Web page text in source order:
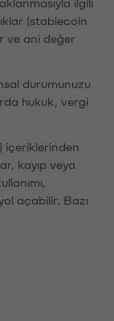
(stablecoin
ve ani değer
durumunuzu
hukuk, vergi
içeriklerinden
kayıp veya
açabilir. Bazı